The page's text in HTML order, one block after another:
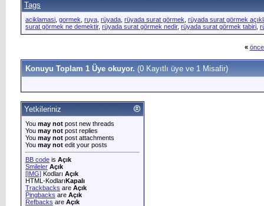
Tags
aciklamasi gormek ruya rüyada rüyada surat görmek rüyada surat görmek
surat görmek ne demektir, rüyada surat görmek nedir, rüyada surat görmek tabiri
«
Konuyu Toplam 1 Üye okuyor. (0 Kayıtlı üye ve 1 Misafir)
Yetkileriniz
You may not post new threads
You may not post replies
You may not post attachments
You may not edit your posts
BB code is Açık
Smileler Açık
[IMG] Kodları Açık
HTML-KodlarıKapalı
Trackbacks are Açık
Pingbacks are Açık
Refbacks are Açık